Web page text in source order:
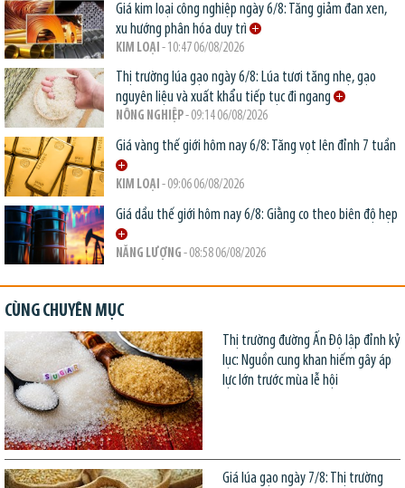
Giá kim loại công nghiệp ngày 6/8: Tăng giảm đan xen,
xu hướng phân hóa duy trì
KIM LOẠI - 10:47 06/08/2026
Thị trường lúa gạo ngày 6/8: Lúa tươi tăng nhẹ, gạo
nguyên liệu và xuất khẩu tiếp tục đi ngang
NÔNG NGHIỆP- 09:14 06/08/2026
Giá vàng thế giới hôm nay 6/8: Tăng vọt lên đỉnh 7 tuần
KIM LOẠI - 09:06 06/08/2026
Giá dầu thế giới hôm nay 6/8: Giằng co theo biên độ hẹp
NĂNG LƯỢNG - 08:58 06/08/2026
CÙNG CHUYÊN MỤC
Thị trường đường Ấn Độ lập đỉnh kỷ
lục: Nguồn cung khan hiếm gây áp
lực lớn trước mùa lễ hội
Giá lúa gạo ngày 7/8: Thị trường